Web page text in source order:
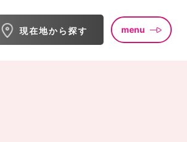
現在地から探す menu